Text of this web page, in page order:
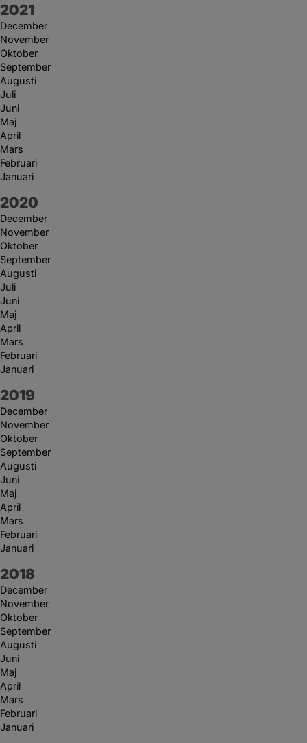
År:
2021
December
November
Oktober
September
Augusti
Juli
Juni
Maj
April
Mars
Februari
Januari
År:
2020
December
November
Oktober
September
Augusti
Juli
Juni
Maj
April
Mars
Februari
Januari
År:
2019
December
November
Oktober
September
Augusti
Juni
Maj
April
Mars
Februari
Januari
År:
2018
December
November
Oktober
September
Augusti
Juni
Maj
April
Mars
Februari
Januari